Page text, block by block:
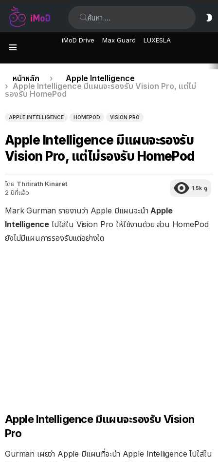
iMoD Drive Max Guard LUXESLA
เรื่อง
ล่าสุด
คุณอยู่ที่นี่:
หน้าหลัก
Apple Intelligence
Apple Intelligence มีแผนจะรองรับ Vision Pro, แต่ไม่
รองรับ HomePod
APPLE INTELLIGENCE HOMEPOD VISION PRO
Apple Intelligence มีแผนจะรองรับ
Vision Pro, แต่ไม่รองรับ HomePod
โดย Thitirath Kinaret
2 ปีที่แล้ว
1.5k ดู
Mark Gurman รายงานว่า Apple มีแผนจะนำApple
Intelligence ไปใส่ใน Vision Pro ให้ใช้งานด้วย ส่วน HomePod
ยังไม่มีแผนการรองรับแต่อย่างใด
Apple Intelligence มีแผนจะรองรับ Vision
Pro
Gurman เผยว่า Apple มีแผนที่จะนำ Apple Intelligence ไปใส่ใน